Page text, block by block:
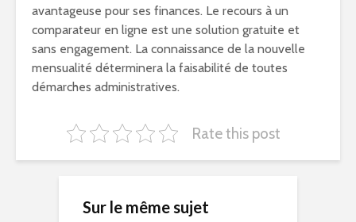
avantageuse pour ses finances. Le recours à un
comparateur en ligne est une solution gratuite et
sans engagement. La connaissance de la nouvelle
mensualité déterminera la faisabilité de toutes
démarches administratives.
Rate this post
Sur le même sujet